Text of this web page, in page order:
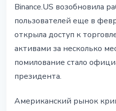
Binance.US возобновила
пользователей еще в
открыла доступ к
активами за несколько
помилование стало
президента.
Американский рынок